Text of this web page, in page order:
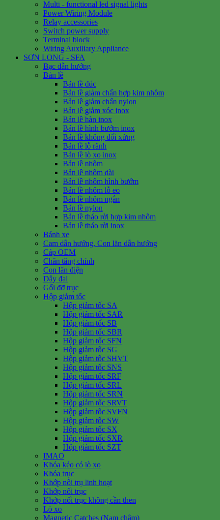
Multi - functional led signal lights
Power Wiring Module
Relay accessories
Switch power supply
Terminal block
Wiring Auxiliary Appliance
SƠN LONG - SFA
Bạc dẫn hướng
Bản lề
Bản lề đúc
Bản lề giảm chấn hợp kim nhôm
Bản lề giảm chấn nylon
Bản lề giảm xóc inox
Bản lề hàn inox
Bản lề hình bướm inox
Bản lề không đối xứng
Bản lề lỗ rãnh
Bản lề lò xo inox
Bản lề nhôm
Bản lề nhôm dài
Bản lề nhôm hình bướm
Bản lề nhôm lỗ eo
Bản lề nhôm ngắn
Bản lề nylon
Bản lề tháo rời hợp kim nhôm
Bản lề tháo rời inox
Bánh xe
Cam dẫn hướng, Con lăn dẫn hướng
Cáp OEM
Chân tăng chỉnh
Con lăn điện
Dây đai
Gối đỡ trục
Hộp giảm tốc
Hộp giảm tốc SA
Hộp giảm tốc SAR
Hộp giảm tốc SB
Hộp giảm tốc SBR
Hộp giảm tốc SFN
Hộp giảm tốc SG
Hộp giảm tốc SHVT
Hộp giảm tốc SNS
Hộp giảm tốc SRF
Hộp giảm tốc SRL
Hộp giảm tốc SRN
Hộp giảm tốc SRVT
Hộp giảm tốc SVFN
Hộp giảm tốc SW
Hộp giảm tốc SX
Hộp giảm tốc SXR
Hộp giảm tốc SZT
IMAO
Khóa kéo có lò xo
Khóa trục
Khớp nối trụ linh hoạt
Khớp nối trục
Khớp nối trục không cần then
Lò xo
Magnetic Catches (Nam châm)